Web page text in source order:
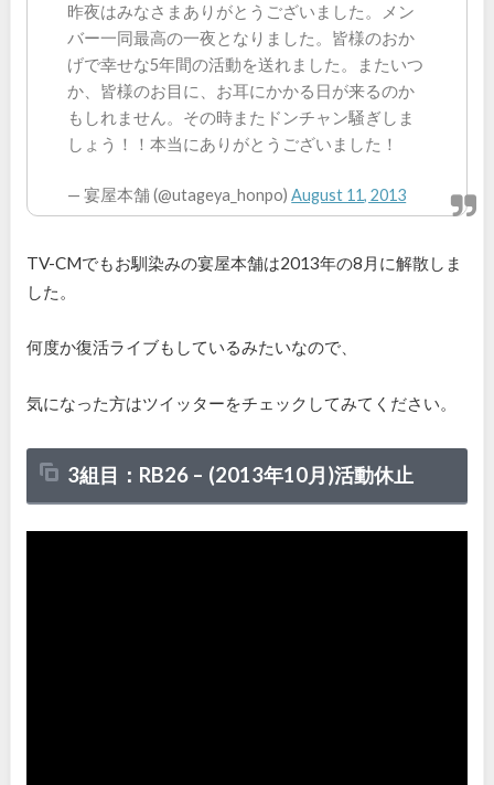
昨夜はみなさまありがとうございました。メン
バー一同最高の一夜となりました。皆様のおか
げで幸せな5年間の活動を送れました。またいつ
か、皆様のお目に、お耳にかかる日が来るのか
もしれません。その時またドンチャン騒ぎしま
しょう！！本当にありがとうございました！
— 宴屋本舗 (@utageya_honpo)August 11, 2013
TV-CMでもお馴染みの宴屋本舗は2013年の8月に解散しま
した。
何度か復活ライブもしているみたいなので、
気になった方はツイッターをチェックしてみてください。
3組目：RB26 – (2013年10月)活動休止